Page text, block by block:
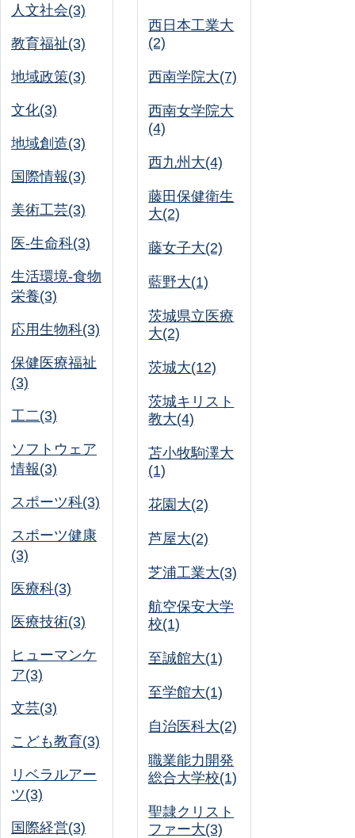
人文社会(3)
教育福祉(3)
地域政策(3)
文化(3)
地域創造(3)
国際情報(3)
美術工芸(3)
医-生命科(3)
生活環境-食物
栄養(3)
応用生物科(3)
保健医療福祉
(3)
工二(3)
ソフトウェア
情報(3)
スポーツ科(3)
スポーツ健康
(3)
医療科(3)
医療技術(3)
ヒューマンケ
ア(3)
文芸(3)
こども教育(3)
リベラルアー
ツ(3)
国際経営(3)
西日本工業大
(2)
西南学院大(7)
西南女学院大
(4)
西九州大(4)
藤田保健衛生
大(2)
藤女子大(2)
藍野大(1)
茨城県立医療
大(2)
茨城大(12)
茨城キリスト
教大(4)
苫小牧駒澤大
(1)
花園大(2)
芦屋大(2)
芝浦工業大(3)
航空保安大学
校(1)
至誠館大(1)
至学館大(1)
自治医科大(2)
職業能力開発
総合大学校(1)
聖隷クリスト
ファー大(3)